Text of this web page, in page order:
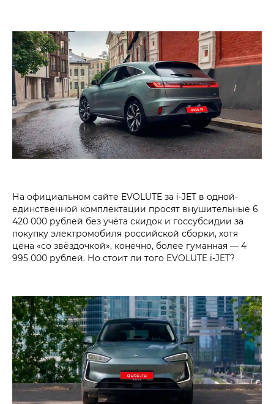
На официальном сайте EVOLUTE за i‑JET в одной-
единственной комплектации просят внушительные 6
420 000 рублей без учёта скидок и госсубсидии за
покупку электромобиля российской сборки, хотя
цена «со звёздочкой», конечно, более гуманная — 4
995 000 рублей. Но стоит ли того EVOLUTE i‑JET?